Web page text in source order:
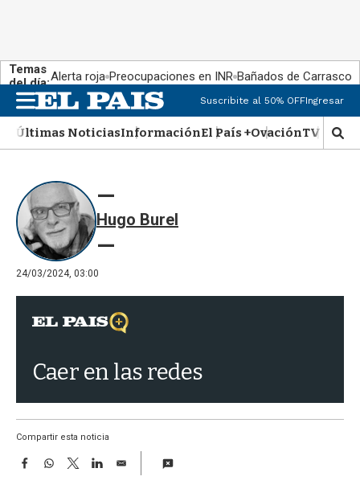
Temas
del día:Alerta roja Preocupaciones en INR Bañados de Carrasco
n
u
Suscribite al 50% OFFIngresar
Últimas NoticiasInformaciónEl País +OvaciónTV Show
M
o
q
Hugo Burel
24/03/2024, 03:00
Caer en las redes
Compartir esta noticia
F
W
T
w
L
E